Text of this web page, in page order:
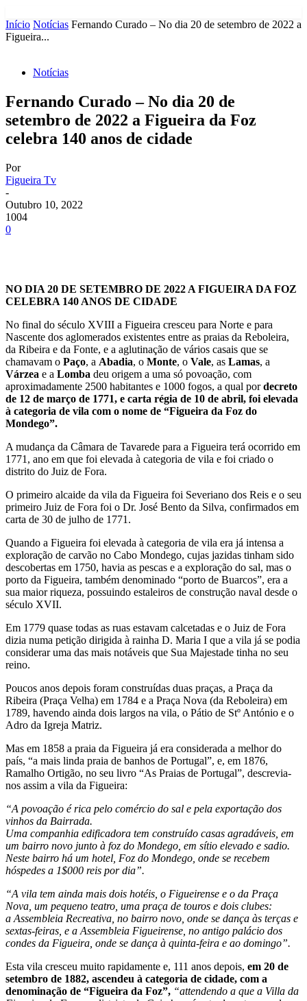
Início Notícias Fernando Curado – No dia 20 de setembro de 2022 a
Figueira...
Notícias
Fernando Curado – No dia 20 de
setembro de 2022 a Figueira da Foz
celebra 140 anos de cidade
Por
Figueira Tv
-
Outubro 10, 2022
1004
0
NO DIA 20 DE SETEMBRO DE 2022 A FIGUEIRA DA FOZ
CELEBRA 140 ANOS DE CIDADE
No final do século XVIII a Figueira cresceu para Norte e para
Nascente dos aglomerados existentes entre as praias da Reboleira,
da Ribeira e da Fonte, e a aglutinação de vários casais que se
chamavam o Paço, a Abadia, o Monte, o Vale, as Lamas, a
Várzea e a Lomba deu origem a uma só povoação, com
aproximadamente 2500 habitantes e 1000 fogos, a qual pordecreto
de 12 de março de 1771, e carta régia de 10 de abril, foi elevada
à categoria de vila com o nome de “Figueira da Foz do
Mondego”.
A mudança da Câmara de Tavarede para a Figueira terá ocorrido em
1771, ano em que foi elevada à categoria de vila e foi criado o
distrito do Juiz de Fora.
O primeiro alcaide da vila da Figueira foi Severiano dos Reis e o seu
primeiro Juiz de Fora foi o Dr. José Bento da Silva, confirmados em
carta de 30 de julho de 1771.
Quando a Figueira foi elevada à categoria de vila era já intensa a
exploração de carvão no Cabo Mondego, cujas jazidas tinham sido
descobertas em 1750, havia as pescas e a exploração do sal, mas o
porto da Figueira, também denominado “porto de Buarcos”, era a
sua maior riqueza, possuindo estaleiros de construção naval desde o
século XVII.
Em 1779 quase todas as ruas estavam calcetadas e o Juiz de Fora
dizia numa petição dirigida à rainha D. Maria I que a vila já se podia
considerar uma das mais notáveis que Sua Majestade tinha no seu
reino.
Poucos anos depois foram construídas duas praças, a Praça da
Ribeira (Praça Velha) em 1784 e a Praça Nova (da Reboleira) em
1789, havendo ainda dois largos na vila, o Pátio de Stº António e o
Adro da Igreja Matriz.
Mas em 1858 a praia da Figueira já era considerada a melhor do
país, “a mais linda praia de banhos de Portugal”, e, em 1876,
Ramalho Ortigão, no seu livro “As Praias de Portugal”, descrevia-
nos assim a vila da Figueira:
“A povoação é rica pelo comércio do sal e pela exportação dos
vinhos da Bairrada.
Uma companhia edificadora tem construído casas agradáveis, em
um bairro novo junto à foz do Mondego, em sítio elevado e sadio.
Neste bairro há um hotel, Foz do Mondego, onde se recebem
hóspedes a 1$000 reis por dia”.
“A vila tem ainda mais dois hotéis, o Figueirense e o da Praça
Nova, um pequeno teatro, uma praça de touros e dois clubes:
a Assembleia Recreativa, no bairro novo, onde se dança às terças e
sextas-feiras, e a Assembleia Figueirense, no antigo palácio dos
condes da Figueira, onde se dança à quinta-feira e ao domingo”.
Esta vila cresceu muito rapidamente e, 111 anos depois, em 20 de
setembro de 1882, ascendeu à categoria de cidade, com a
denominação de “Figueira da Foz”, “attendendo a que a Villa da